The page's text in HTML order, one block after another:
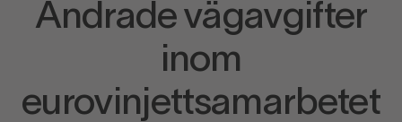
Ändrade vägavgifter
inom
eurovinjettsamarbetet